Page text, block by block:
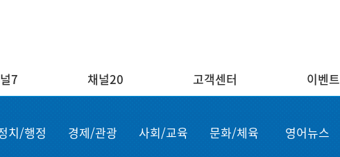
7 채널20 고객센터 이벤트
실시간보기
자주하는 질문
Order now
치/행정 경제/관광 사회/교육 문화/체육 영어뉴스